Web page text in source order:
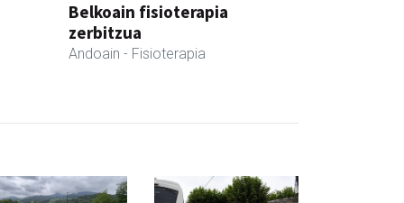
Belkoain fisioterapia
zerbitzua
Andoain - Fisioterapia